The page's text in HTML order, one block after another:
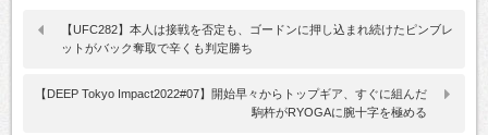
【UFC282】本人は接戦を否定も、ゴードンに押し込まれ続けたピンブレ
ットがバック奪取で辛くも判定勝ち
【DEEP Tokyo Impact2022#07】開始早々からトップギア、すぐに組んだ
駒杵がRYOGAに腕十字を極める